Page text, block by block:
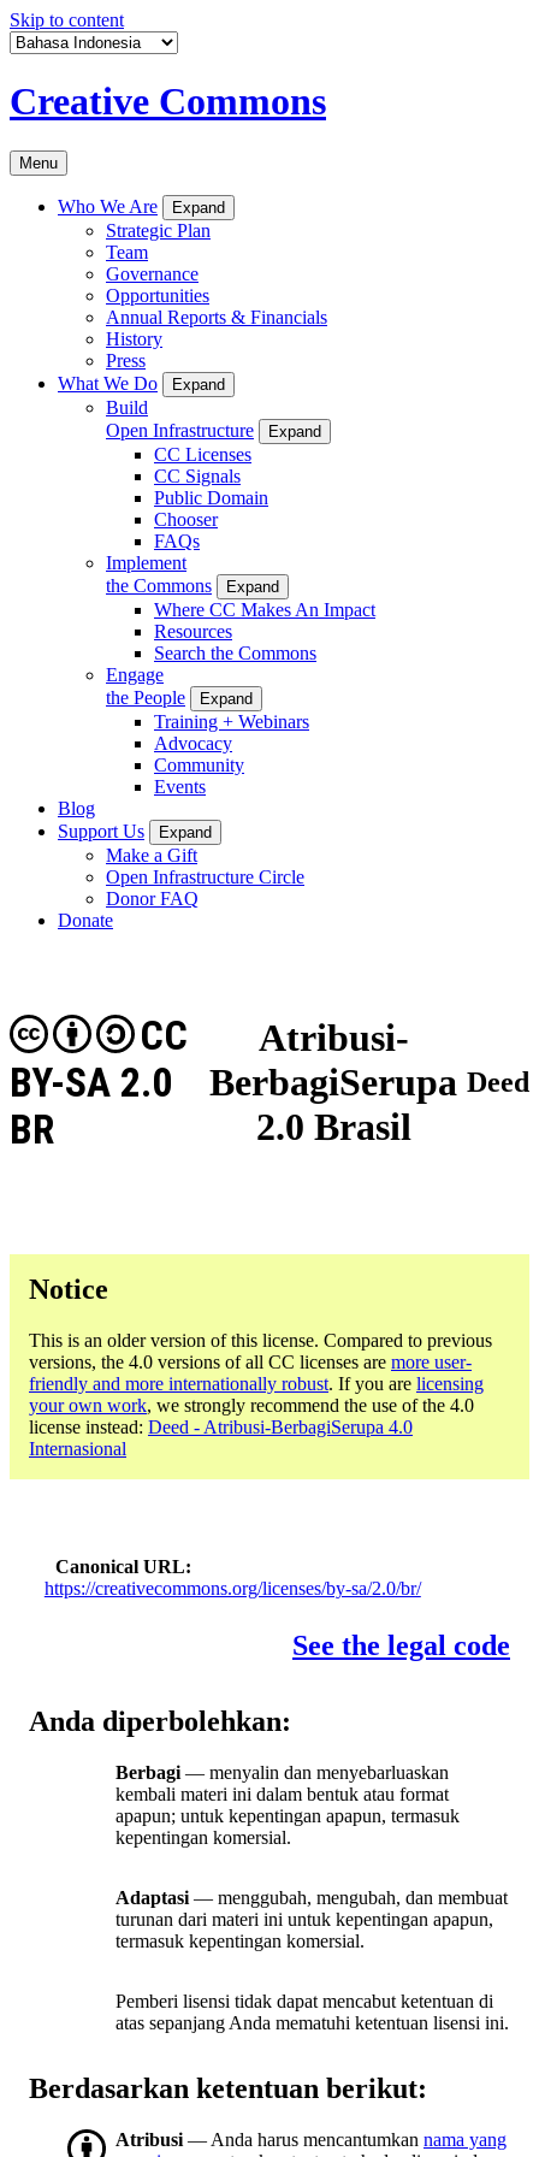
Skip to content
Creative Commons
Menu
Who We Are Expand
Strategic Plan
Team
Governance
Opportunities
Annual Reports & Financials
History
Press
What We Do
Expand
Build
Open Infrastructure
Expand
CC Licenses
CC Signals
Public Domain
Chooser
FAQs
Implement
the Commons
Expand
Where CC Makes An Impact
Resources
Search the Commons
Engage
the People
Expand
Training + Webinars
Advocacy
Community
Events
Blog
Support Us
Expand
Make a Gift
Open Infrastructure Circle
Donor FAQ
Donate
Atribusi-
BerbagiSerupa
2.0 Brasil
CC
BY-SA 2.0
BR
Deed
Notice
This is an older version of this license. Compared to previous
versions, the 4.0 versions of all CC licenses are more user-
friendly and more internationally robust. If you are licensing
your own work, we strongly recommend the use of the 4.0
license instead: Deed - Atribusi-BerbagiSerupa 4.0
Internasional
Canonical URL
https://creativecommons.org/licenses/by-sa/2.0/br/
See the legal code
Anda diperbolehkan:
Berbagi — menyalin dan menyebarluaskan
kembali materi ini dalam bentuk atau format
apapun; untuk kepentingan apapun, termasuk
kepentingan komersial.
Adaptasi — menggubah, mengubah, dan membuat
turunan dari materi ini untuk kepentingan apapun,
termasuk kepentingan komersial.
Pemberi lisensi tidak dapat mencabut ketentuan di
atas sepanjang Anda mematuhi ketentuan lisensi ini.
Berdasarkan ketentuan berikut:
Atribusi — Anda harus mencantumkan nama yang